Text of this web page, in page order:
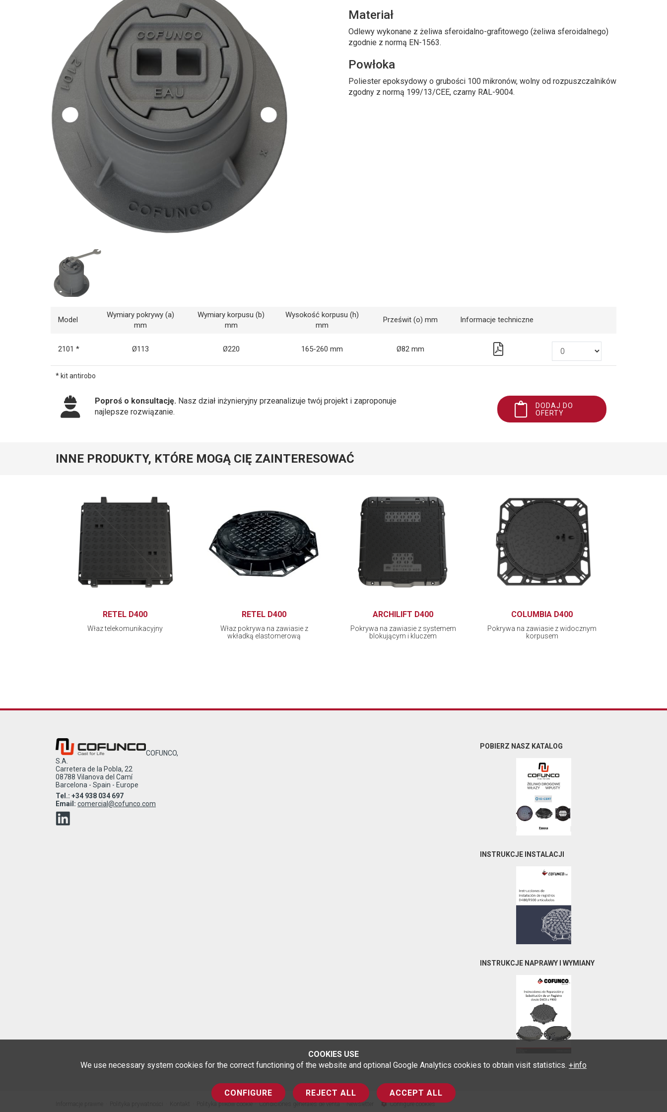
COOKIES USE
We use necessary system cookies for the correct functioning of the website and optional Google Analytics cookies to obtain visit statistics. +info
CONFIGURE REJECT ALL ACCEPT ALL
Materiał
Odlewy wykonane z żeliwa sferoidalno-grafitowego (żeliwa sferoidalnego)
zgodnie z normą EN-1563.
Powłoka
Poliester epoksydowy o grubości 100 mikronów, wolny od rozpuszczalników
zgodny z normą 199/13/CEE, czarny RAL-9004.
Model
Wymiary pokrywy (a)
mm
Wymiary korpusu (b)
mm
Wysokość korpusu (h)
mm
Prześwit (o) mm Informacje techniczne
2101 * Ø113 Ø220 165-260 mm Ø82 mm
* kit antirobo
Poproś o konsultację. Nasz dział inżynieryjny przeanalizuje twój projekt i zaproponuje
najlepsze rozwiązanie.
DODAJ DO
OFERTY
INNE PRODUKTY, KTÓRE MOGĄ CIĘ ZAINTERESOWAĆ
RETEL D400
Właz telekomunikacyjny
RETEL D400
Właz pokrywa na zawiasie z
wkładką elastomerową
ARCHILIFT D400
Pokrywa na zawiasie z systemem
blokującym i kluczem
COLUMBIA D400
Pokrywa na zawiasie z widocznym
korpusem
COFUNCO,
S.A.
Carretera de la Pobla, 22
08788 Vilanova del Camí
Barcelona - Spain - Europe
Tel.: +34 938 034 697
Email: comercial@cofunco.com
POBIERZ NASZ KATALOG
INSTRUKCJE INSTALACJI
INSTRUKCJE NAPRAWY I WYMIANY
Polityka plików cookie Condiciones generales de venta Newsletter Configure cookies